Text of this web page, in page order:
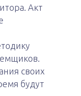
Акт
своих
будут